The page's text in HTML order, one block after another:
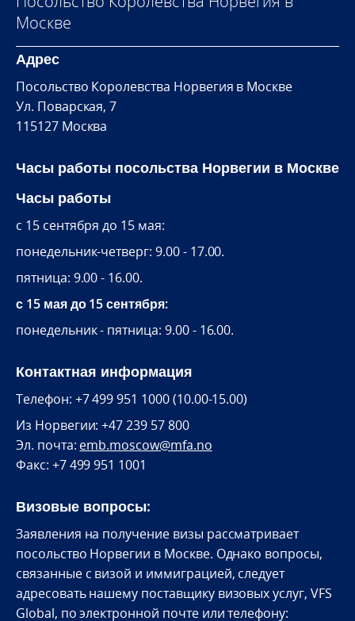
Москве
Адрес
Посольство Королевства Норвегия в Москве
Ул. Поварская, 7
115127 Москва
Часы работы посольства Норвегии в Москве
Часы работы
c 15 сентября до 15 мая:
понедельник-четверг: 9.00 - 17.00.
пятница: 9.00 - 16.00.
с 15 мая до 15 сентября:
понедельник - пятница: 9.00 - 16.00.
Контактная информация
Телефон: +7 499 951 1000 (10.00-15.00)
Из Норвегии: +47 239 57 800
Эл. почта: emb.moscow@mfa.no
Факс: +7 499 951 1001
Визовые вопросы:
Заявления на получение визы рассматривает
посольство Норвегии в Москве. Однако вопросы,
связанные с визой и иммиграцией, следует
адресовать нашему поставщику визовых услуг, VFS
Global, по электронной почте или телефону: